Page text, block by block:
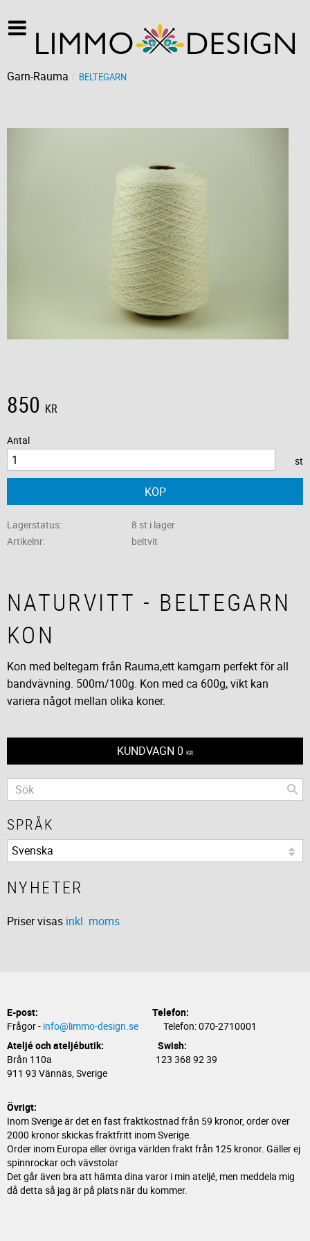
Garn-Rauma BELTEGARN
850 KR
Antal
st
KÖP
Lagerstatus
8 st i lager
Artikelnr
beltvit
NATURVITT - BELTEGARN
KON
Kon med beltegarn från Rauma,ett kamgarn perfekt för all
bandvävning. 500m/100g. ​Kon med ca 600g, vikt kan
variera något mellan olika koner.
KUNDVAGN 0 KR
SPRÅK
NYHETER
Priser visas inkl. moms
E-post:
Telefon:
Frågor - info@limmo-design.se Telefon: 070-2710001
Ateljé och ateljébutik: Swish:
Brån 110a 123 368 92 39
911 93 Vännäs, Sverige
Övrigt:
Inom Sverige är det en fast fraktkostnad från 59 kronor, order över
2000 kronor skickas fraktfritt inom Sverige.
Order inom Europa eller övriga världen frakt från 125 kronor. Gäller ej
spinnrockar och vävstolar
Det går även bra att hämta dina varor i min ateljé, men meddela mig
då detta så jag är på plats när du kommer.